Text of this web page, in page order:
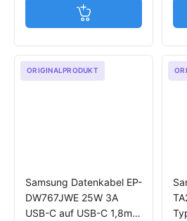
Jetzt in den
ORIGINALPRODUKT
Samsung Datenkabel EP-
DW767JWE 25W 3A
USB-C auf USB-C 1,8m